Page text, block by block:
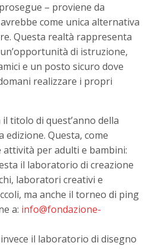
– proviene da
come unica alternativa
Questa realtà rappresenta
di istruzione,
e un posto sicuro dove
realizzare i propri
titolo di quest’anno della
Questa, come
per adulti e bambini:
il laboratorio di creazione
laboratori creativi e
ma anche il torneo di ping
a: info@fondazione-
il laboratorio di disegno